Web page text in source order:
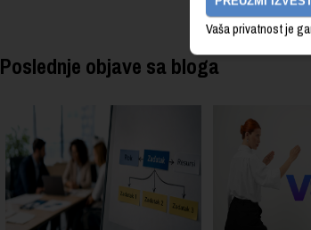
Vaša privatnost je
Poslednje objave sa bloga